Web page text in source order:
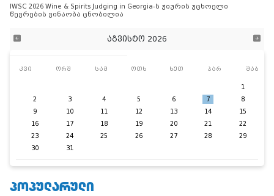
IWSC 2026 Wine & Spirits Judging in Georgia-ს ჟიურის უცხოელი
წევრების ვინაობა ცნობილია
აგვისტო 2026
კვი ორშ სამ ოთხ ხუთ პარ შაბ
1
2
3 4 5 6 7
8
9
10 11 12 13 14
15
16
17 18 19 20 21
22
23
24 25 26 27 28
29
30
31
ᲞᲝᲞᲣᲚᲐᲠᲣᲚᲘ